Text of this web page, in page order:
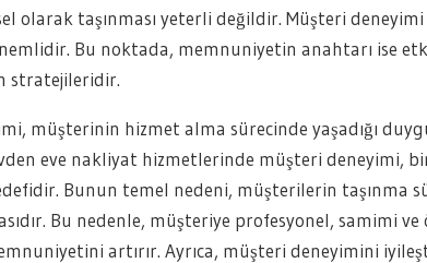
olarak taşınması yeterli değildir. Müşteri
Bu noktada, memnuniyetin anahtarı ise
stratejileridir.
müşterinin hizmet alma sürecinde yaşadığı
eve nakliyat hizmetlerinde müşteri deneyimi,
Bunun temel nedeni, müşterilerin taşınma
Bu nedenle, müşteriye profesyonel, samimi
artırır. Ayrıca, müşteri deneyimini